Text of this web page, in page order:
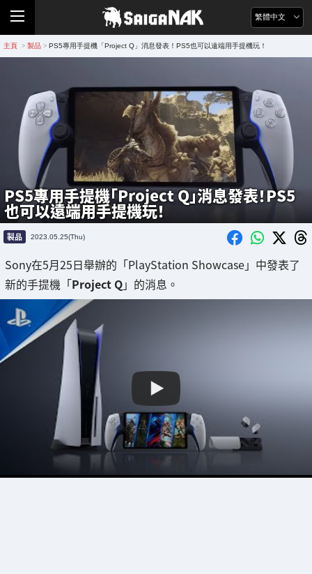
繁體中文
主頁 > 製品 > PS5專用手提機「Project Q」消息發表！PS5也可以遠端用手提機玩！
PS5專用手提機「Project Q」消息發表！PS5
也可以遠端用手提機玩！
製品 2023.05.25(Thu)
Sony在5月25日舉辦的「PlayStation Showcase」中發表了
新的手提機「Project Q」的消息。